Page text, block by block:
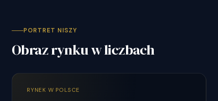
PORTRET NISZY
Obraz rynku w liczbach
RYNEK W POLSCE